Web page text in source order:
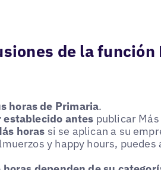
de la función
horas de Primaria.
establecido antes publicar
horas si se aplican a su
y happy hours, puedes